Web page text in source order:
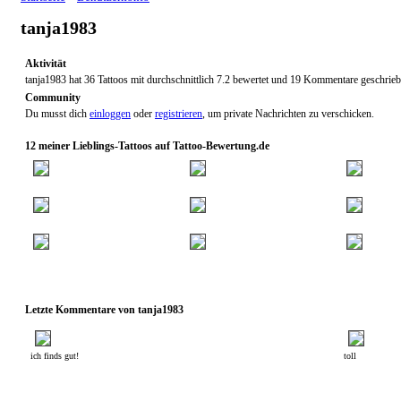
tanja1983
Aktivität
tanja1983 hat 36 Tattoos mit durchschnittlich 7.2 bewertet und 19 Kommentare
Community
Du musst dich einloggen oder registrieren, um private Nachrichten zu verschicken.
12 meiner Lieblings-Tattoos auf Tattoo-Bewertung.de
Letzte Kommentare von tanja1983
ich finds gut! toll